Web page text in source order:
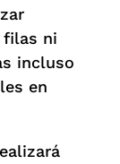
filas ni
incluso
en